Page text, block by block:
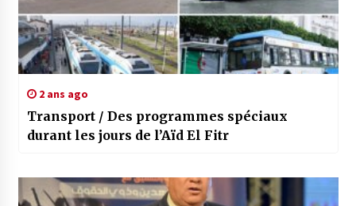
2 ans ago
Transport / Des programmes spéciaux
durant les jours de l’Aïd El Fitr